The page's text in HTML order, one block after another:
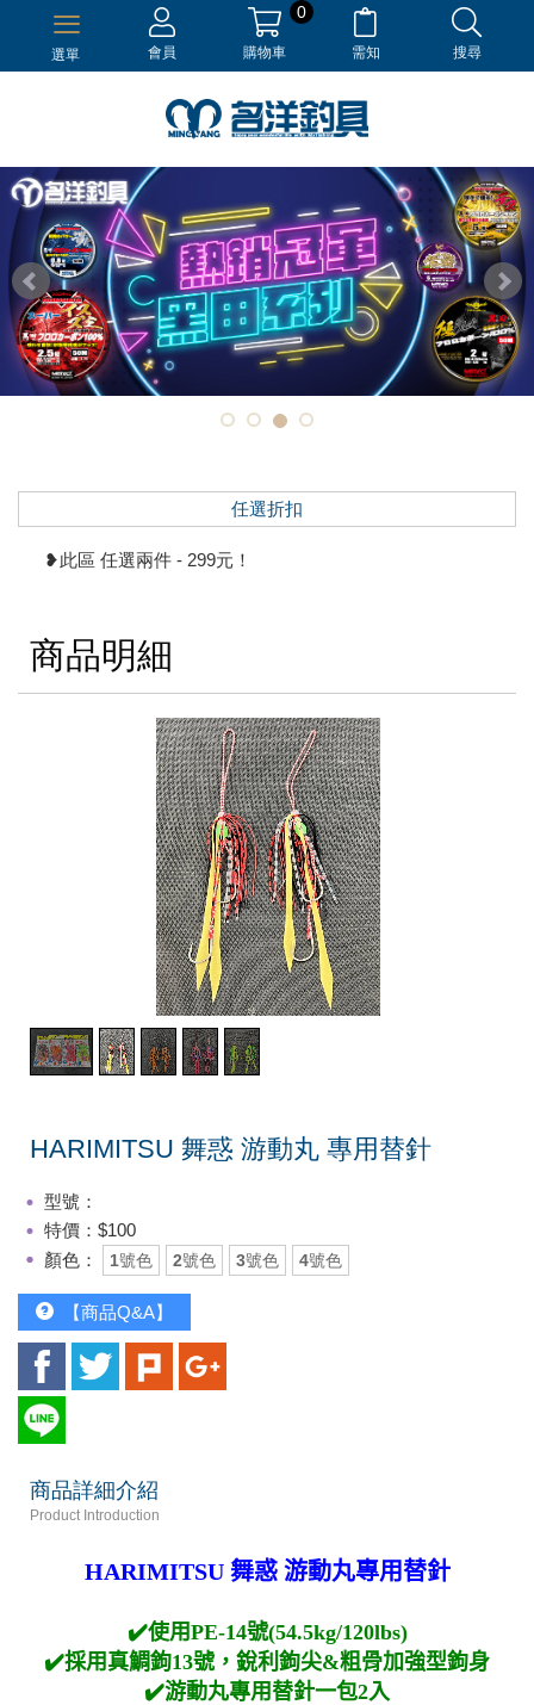
選單 會員 購物車
0
需知 搜尋
任選折扣
❥此區 任選兩件 - 299元！
商品明細
HARIMITSU 舞惑 游動丸 專用替針
型號：
特價：$100
顏色：
1號色 2號色 3號色 4號色
【商品Q&A】
商品詳細介紹
Product Introduction
HARIMITSU 舞惑 游動丸專用替針
✔️使用PE-14號(54.5kg/120lbs)
✔️採用真鯛鉤13號，銳利鉤尖&粗骨加強型鉤身
✔️游動丸專用替針一包2入